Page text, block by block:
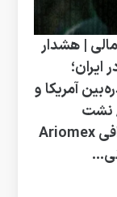
مالی | هشدار
ایران؛
آمریکا و
نشت
اطلاعات ۱۱۸۲۶ کاربر صرافی Ariomex